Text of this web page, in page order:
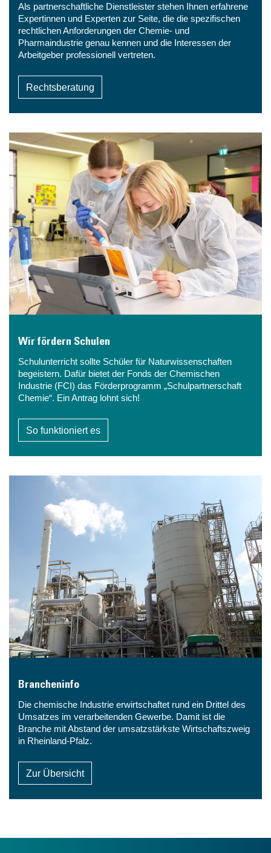
Als partnerschaftliche Dienstleister stehen Ihnen erfahrene
Expertinnen und Experten zur Seite, die die spezifischen
rechtlichen Anforderungen der Chemie- und
Pharmaindustrie genau kennen und die Interessen der
Arbeitgeber professionell vertreten.
Rechtsberatung
Wir fördern Schulen
Schulunterricht sollte Schüler für Naturwissenschaften
begeistern. Dafür bietet der Fonds der Chemischen
Industrie (FCI) das Förderprogramm „Schulpartnerschaft
Chemie“. Ein Antrag lohnt sich!
So funktioniert es
Brancheninfo
Die chemische Industrie erwirtschaftet rund ein Drittel des
Umsatzes im verarbeitenden Gewerbe. Damit ist die
Branche mit Abstand der umsatzstärkste Wirtschaftszweig
in Rheinland-Pfalz.
Zur Übersicht